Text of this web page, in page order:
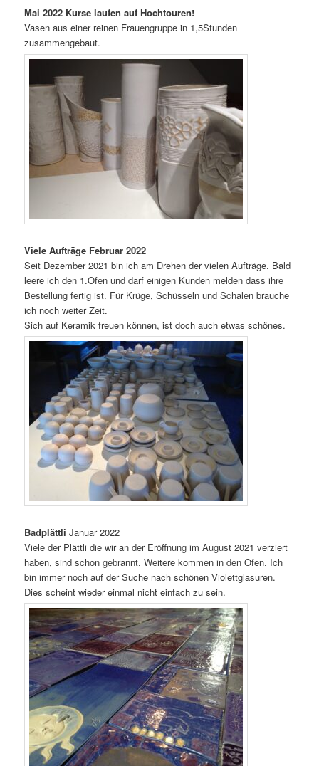
Mai 2022 Kurse laufen auf Hochtouren!
Vasen aus einer reinen Frauengruppe in 1,5Stunden
zusammengebaut.
Viele Aufträge Februar 2022
Seit Dezember 2021 bin ich am Drehen der vielen Aufträge. Bald
leere ich den 1.Ofen und darf einigen Kunden melden dass ihre
Bestellung fertig ist. Für Krüge, Schüsseln und Schalen brauche
ich noch weiter Zeit.
Sich auf Keramik freuen können, ist doch auch etwas schönes.
BadplättliJanuar 2022
Viele der Plättli die wir an der Eröffnung im August 2021 verziert
haben, sind schon gebrannt. Weitere kommen in den Ofen. Ich
bin immer noch auf der Suche nach schönen Violettglasuren.
Dies scheint wieder einmal nicht einfach zu sein.